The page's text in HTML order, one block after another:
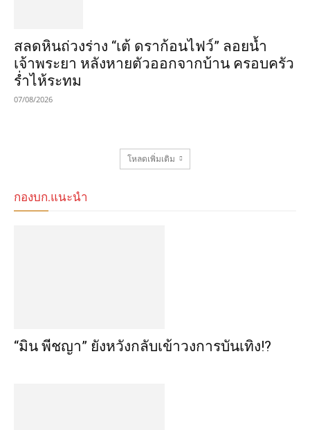
สลดหินถ่วงร่าง “เต้ ดราก้อนไฟว์” ลอยน้ำ
เจ้าพระยา หลังหายตัวออกจากบ้าน ครอบครัว
ร่ำไห้ระทม
07/08/2026
โหลดเพิ่มเติม
กองบก.แนะนำ
“มิน พีชญา” ยังหวังกลับเข้าวงการบันเทิง!?